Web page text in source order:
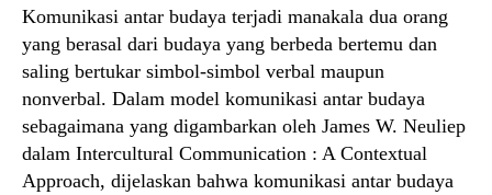
Komunikasi antar budaya terjadi manakala dua orang
yang berasal dari budaya yang berbeda bertemu dan
saling bertukar simbol-simbol verbal maupun
nonverbal. Dalam model komunikasi antar budaya
sebagaimana yang digambarkan oleh James W. Neuliep
dalam Intercultural Communication : A Contextual
Approach, dijelaskan bahwa komunikasi antar budaya